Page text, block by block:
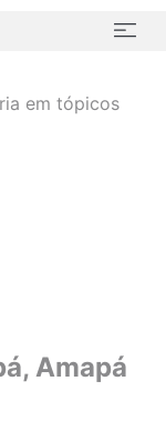
em tópicos
Amapá